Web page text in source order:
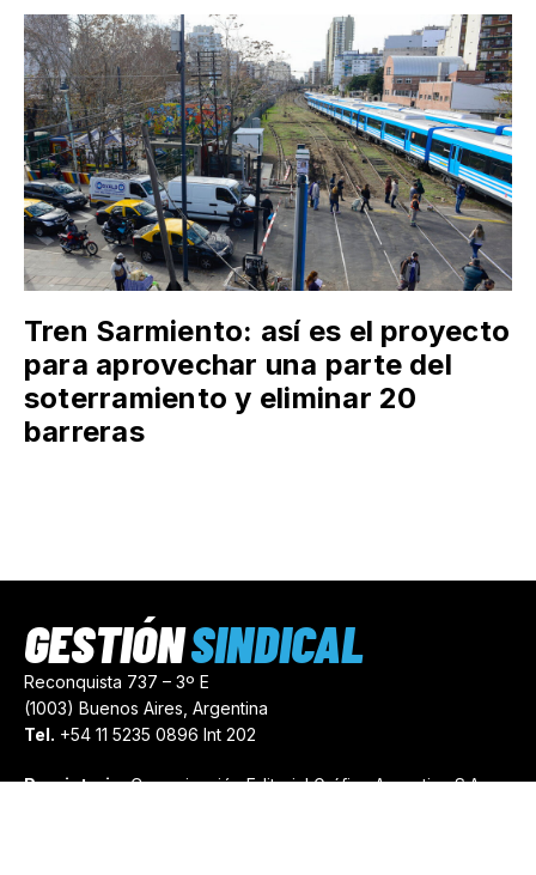
Tren Sarmiento: así es el proyecto
para aprovechar una parte del
soterramiento y eliminar 20
barreras
Reconquista 737 – 3º E
(1003) Buenos Aires, Argentina
Tel. +54 11 5235 0896 Int 202
Propietario:Comunicación Editorial Gráfica Argentina S.A.
GESTIÓNSINDICAL